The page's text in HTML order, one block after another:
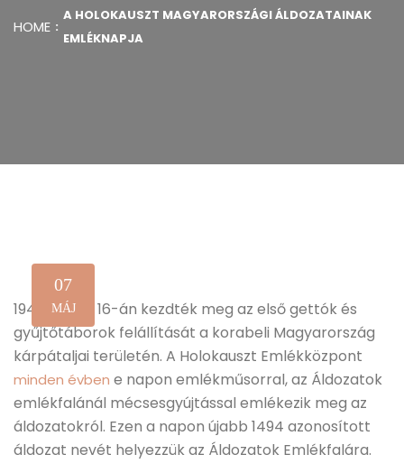
HOME
A HOLOKAUSZT MAGYARORSZÁGI ÁLDOZATAINAK
EMLÉKNAPJA
07
MÁJ
1944. április 16-án kezdték meg az első gettók és
gyűjtőtáborok felállítását a korabeli Magyarország
kárpátaljai területén. A Holokauszt Emlékközpont
minden évben e napon emlékműsorral, az Áldozatok
emlékfalánál mécsesgyújtással emlékezik meg az
áldozatokról. Ezen a napon újabb 1494 azonosított
áldozat nevét helyezzük az Áldozatok Emlékfalára.